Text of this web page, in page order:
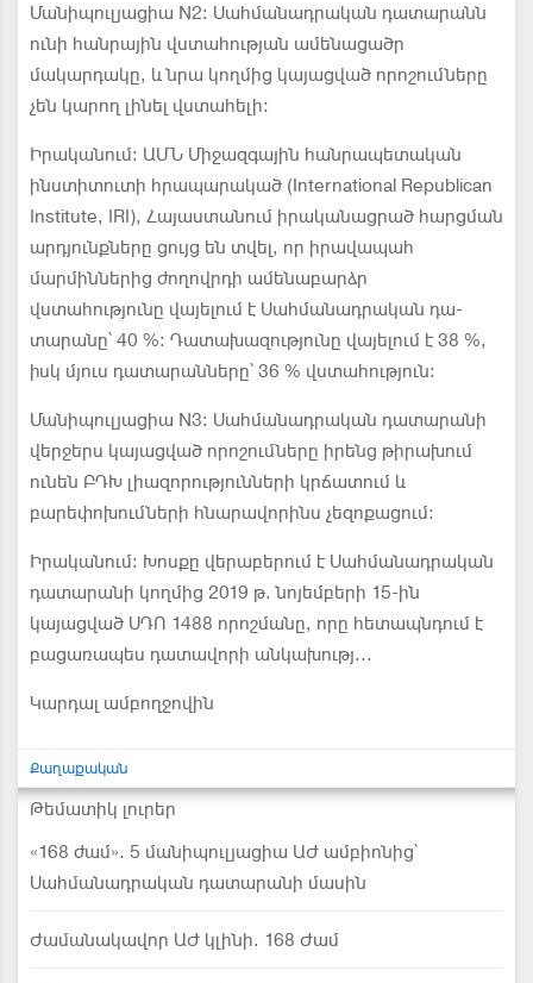
Մանիպուլյացիա N2: Սահմա­նադրական դատարանն
ունի հան­րային վստահության ամենացածր
մակարդակը, և նրա կողմից կայաց­ված որոշումները
չեն կարող լինել վստահելի:
Իրականում: ԱՄՆ Միջազգային հանրապետական
ինստիտուտի հրապարակած (International Republican
Institute, IRI), Հայաստա­նում իրականացրած հարցման
արդյունքները ցույց են տվել, որ իրավապահ
մարմիններից ժողովր­դի ամենաբարձր
վստահությունը վայելում է Սահմանադրական դա­
տարանը՝ 40 %: Դատախազությու­նը վայելում է 38 %,
իսկ մյուս դա­տարանները՝ 36 % վստահություն:
Մանիպուլյացիա N3: Սահմանա­դրական դատարանի
վերջերս կա­յացված որոշումները իրենց թիրա­խում
ունեն ԲԴԽ լիազորություննե­րի կրճատում և
բարեփոխումների հնարավորինս չեզոքացում:
Իրականում: Խոսքը վերաբերում է Սահմանադրական
դատարանի կողմից 2019 թ. նոյեմբերի 15-ին
կայացված ՍԴՈ 1488 որոշմանը, որը հետապնդում է
բացառապես դատավորի անկախությ...
Կարդալ ամբողջովին
Քաղաքական
Թեմատիկ լուրեր
«168 ժամ». 5 մանիպուլյացիա ԱԺ ամբիոնից՝
Սահմանադրական դատարանի մասին
Ժամանակավոր ԱԺ կլինի. 168 Ժամ